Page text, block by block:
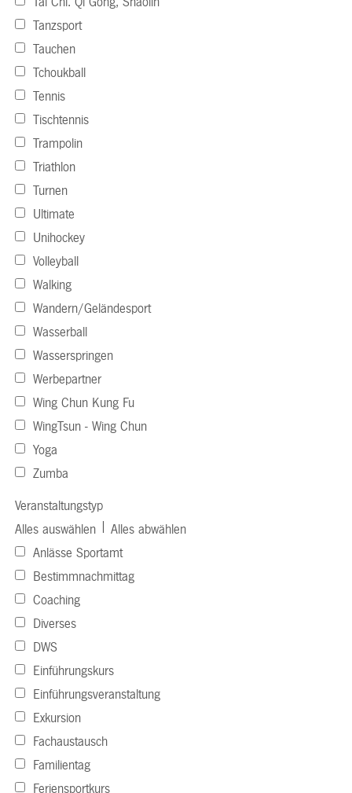
Tanzsport
Tauchen
Tchoukball
Tennis
Tischtennis
Trampolin
Triathlon
Turnen
Ultimate
Unihockey
Volleyball
Walking
Wandern/Geländesport
Wasserball
Wasserspringen
Werbepartner
Wing Chun Kung Fu
WingTsun - Wing Chun
Yoga
Zumba
Veranstaltungstyp
Alles auswählen
Alles abwählen
Anlässe Sportamt
Bestimmnachmittag
Coaching
Diverses
DWS
Einführungskurs
Einführungsveranstaltung
Exkursion
Fachaustausch
Familientag
Feriensportkurs